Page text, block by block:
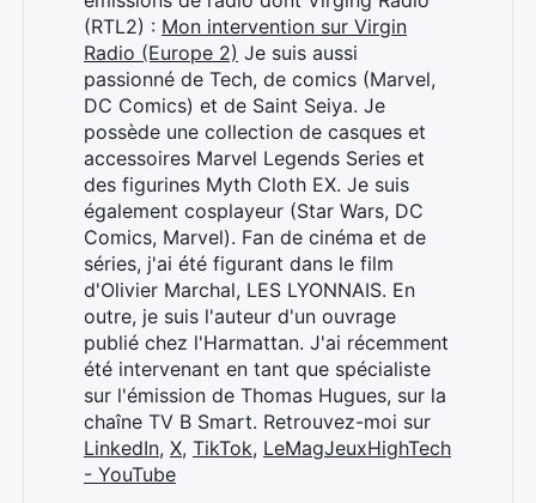
(RTL2) : Mon intervention sur Virgin
Radio (Europe 2) Je suis aussi
passionné de Tech, de comics (Marvel,
DC Comics) et de Saint Seiya. Je
possède une collection de casques et
accessoires Marvel Legends Series et
des figurines Myth Cloth EX. Je suis
également cosplayeur (Star Wars, DC
Comics, Marvel). Fan de cinéma et de
séries, j'ai été figurant dans le film
d'Olivier Marchal, LES LYONNAIS. En
outre, je suis l'auteur d'un ouvrage
publié chez l'Harmattan. J'ai récemment
été intervenant en tant que spécialiste
sur l'émission de Thomas Hugues, sur la
chaîne TV B Smart. Retrouvez-moi sur
LinkedIn, X, TikTok, LeMagJeuxHighTech
- YouTube
Rechercher
: